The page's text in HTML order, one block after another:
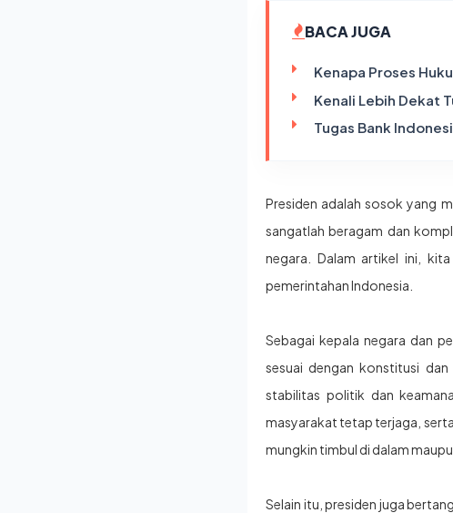
BACA JUGA
Kenapa Proses
Kenali Lebih Dekat
Tugas Bank
Presiden adalah sosok yang
sangatlah beragam dan
negara. Dalam artikel ini,
pemerintahan Indonesia.
Sebagai kepala negara dan
sesuai dengan konstitusi
stabilitas politik dan
masyarakat tetap terjaga,
mungkin timbul di dalam
Selain itu, presiden juga